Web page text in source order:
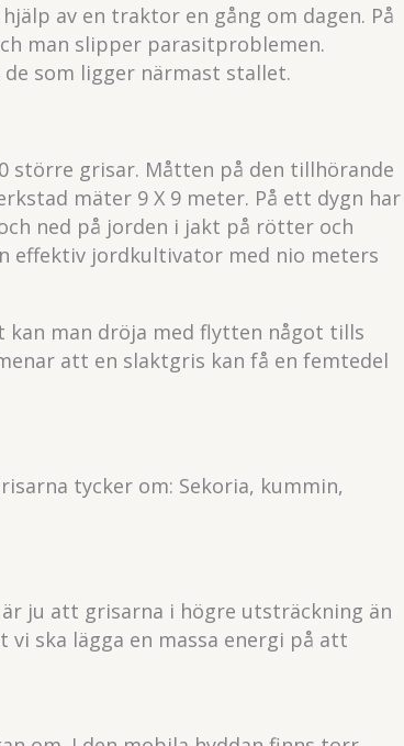
av en traktor en gång om dagen. På
man slipper parasitproblemen.
som ligger närmast stallet.
större grisar. Måtten på den tillhörande
mäter 9 X 9 meter. På ett dygn har
ned på jorden i jakt på rötter och
effektiv jordkultivator med nio meters
man dröja med flytten något tills
att en slaktgris kan få en femtedel
tycker om: Sekoria, kummin,
ju att grisarna i högre utsträckning än
ska lägga en massa energi på att